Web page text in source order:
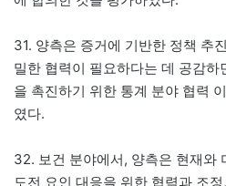
31. 양측은 증거에 기반한 정책 추
밀한 협력이 필요하다는 데 공감하
을 촉진하기 위한 통계 분야 협력
였다.
32. 보건 분야에서, 양측은 현재와
도전 요인 대응을 위한 협력과 조